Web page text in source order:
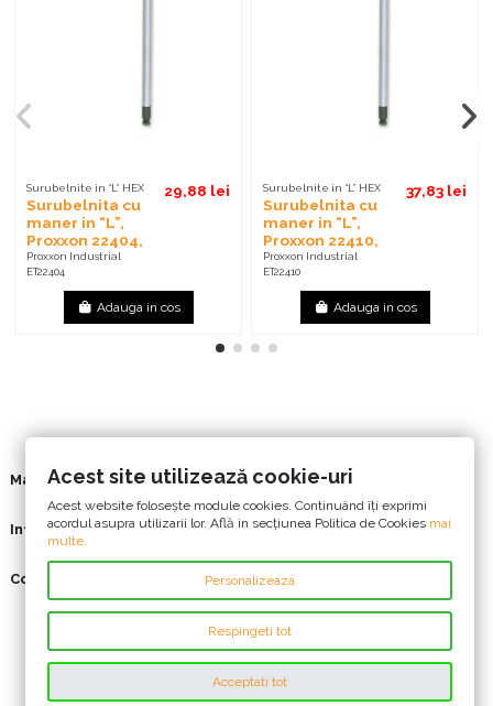
Surubelnite in “L” HEX
Surubelnita cu
maner in “L”,
Proxxon 22404,
HEX 2.5 x 110mm
Proxxon Industrial
ET22404
29,88 lei
Adauga in cos
Surubelnite in “L” HEX
Surubelnita cu
maner in “L”,
Proxxon 22410,
HEX 5 x 160mm
Proxxon Industrial
ET22410
37,83 lei
Adauga in cos
Mai multe
Informatii
Contact us
Acest site utilizează cookie-uri
Acest website foloseşte module cookies. Continuând îți exprimi
acordul asupra utilizarii lor. Află in secțiunea Politica de Cookies mai
multe.
Personalizeaza
Respingeti tot
Acceptati tot